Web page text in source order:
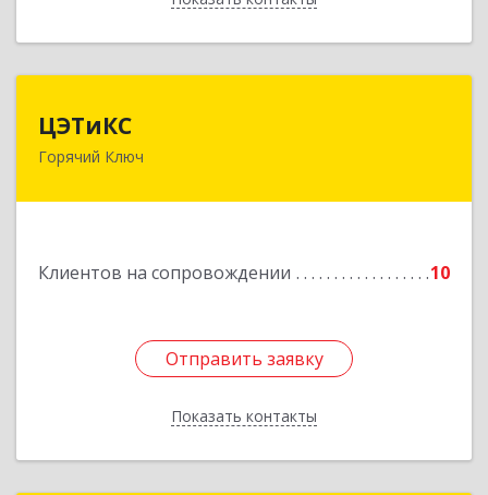
ЦЭТиКС
Горячий Ключ
Клиентов на сопровождении 10
Отправить заявку
Показать контакты
353290, Краснодарский край, Горячий Ключ г,
Отправить заявку
Назад